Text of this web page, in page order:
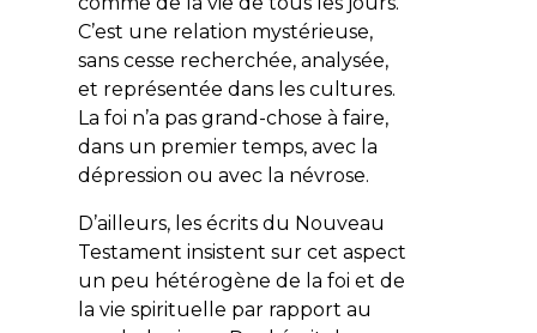
C’est une relation mystérieuse,
sans cesse recherchée, analysée,
et représentée dans les cultures.
La foi n’a pas grand-chose à faire,
dans un premier temps, avec la
dépression ou avec la névrose.
D’ailleurs, les écrits du Nouveau
Testament insistent sur cet aspect
un peu hétérogène de la foi et de
la vie spirituelle par rapport au